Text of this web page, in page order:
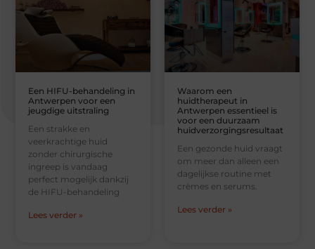
Een HIFU-behandeling in
Antwerpen voor een
jeugdige uitstraling
Een strakke en
veerkrachtige huid
zonder chirurgische
ingreep is vandaag
perfect mogelijk dankzij
de HIFU-behandeling
Lees verder »
Waarom een
huidtherapeut in
Antwerpen essentieel is
voor een duurzaam
huidverzorgingsresultaat
Een gezonde huid vraagt
om meer dan alleen een
dagelijkse routine met
crèmes en serums.
Lees verder »